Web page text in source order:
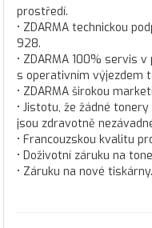
prostředí.
• ZDARMA technickou
928.
• ZDARMA 100% servis
s operativním výjezdem
• ZDARMA širokou
• Jistotu, že žádné
jsou zdravotně
• Francouzskou kvalitu
• Doživotní záruku na
• Záruku na nové tiskárny.